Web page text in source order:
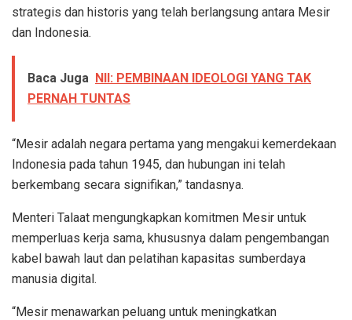
strategis dan historis yang telah berlangsung antara Mesir
dan Indonesia.
Baca Juga NII: PEMBINAAN IDEOLOGI YANG TAK
PERNAH TUNTAS
“Mesir adalah negara pertama yang mengakui kemerdekaan
Indonesia pada tahun 1945, dan hubungan ini telah
berkembang secara signifikan,” tandasnya.
Menteri Talaat mengungkapkan komitmen Mesir untuk
memperluas kerja sama, khususnya dalam pengembangan
kabel bawah laut dan pelatihan kapasitas sumberdaya
manusia digital.
“Mesir menawarkan peluang untuk meningkatkan